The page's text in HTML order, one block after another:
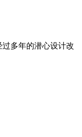
多年的潜心设计改